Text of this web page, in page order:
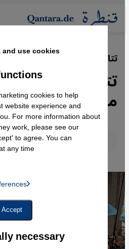
Direkt zum Inhalt springen
تتار القرم المسلمون في
تتار القرم
متجذر من
English
use cookies.
necessary
cookies to help
website experience and
For more information about
work, please see our
to agree. You can
any time.
Embed, Youtube Embed
/ Facebook Connect
Google Maps Embed
Accept